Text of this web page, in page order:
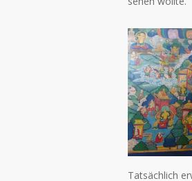
Tatsächlich